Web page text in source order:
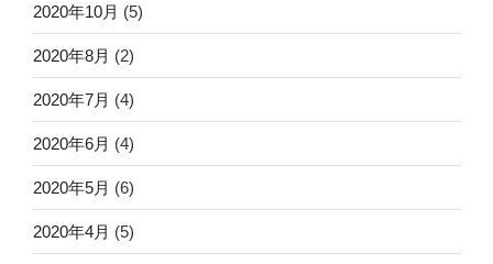
2020年10月 (5)
2020年8月 (2)
2020年7月 (4)
2020年6月 (4)
2020年5月 (6)
2020年4月 (5)